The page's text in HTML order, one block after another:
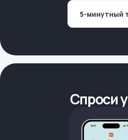
5-минутный
Спроси